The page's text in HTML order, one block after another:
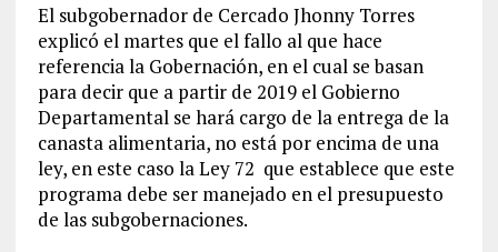
El subgobernador de Cercado Jhonny Torres
explicó el martes que el fallo al que hace
referencia la Gobernación, en el cual se basan
para decir que a partir de 2019 el Gobierno
Departamental se hará cargo de la entrega de la
canasta alimentaria, no está por encima de una
ley, en este caso la Ley 72 que establece que este
programa debe ser manejado en el presupuesto
de las subgobernaciones.